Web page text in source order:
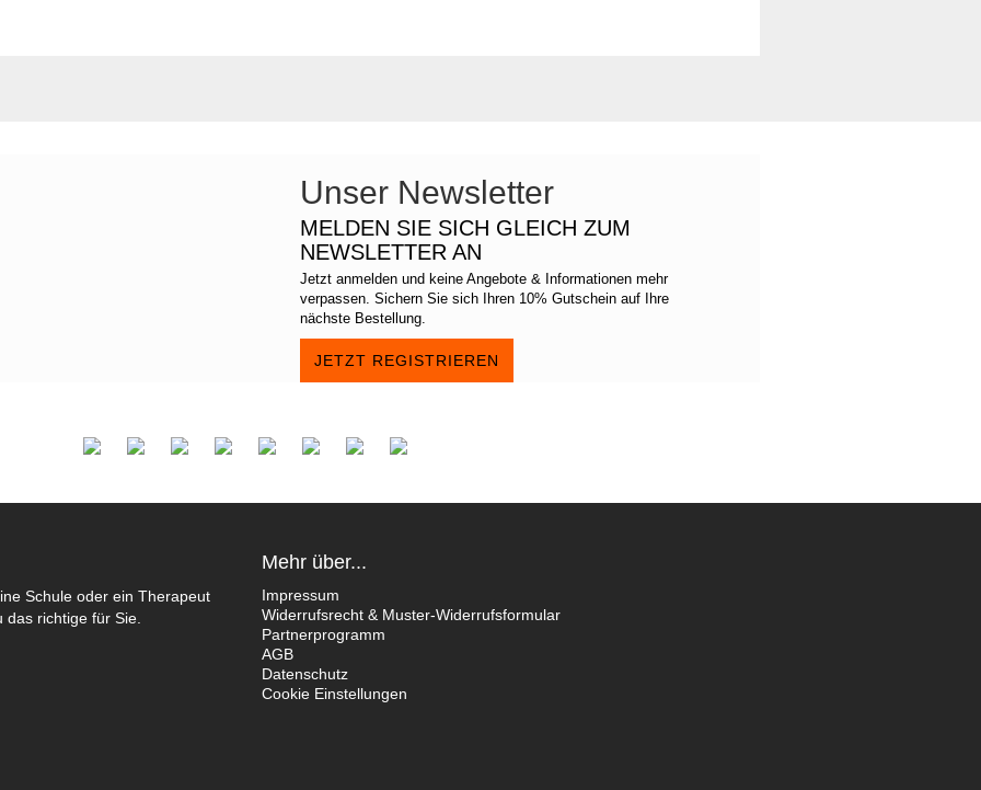
Unser Newsletter
MELDEN SIE SICH GLEICH ZUM
NEWSLETTER AN
Jetzt anmelden und keine Angebote & Informationen mehr
verpassen. Sichern Sie sich Ihren 10% Gutschein auf Ihre
nächste Bestellung.
JETZT REGISTRIEREN
Schule oder ein Therapeut
richtige für Sie.
Mehr über...
Impressum
Widerrufsrecht & Muster-Widerrufsformular
Partnerprogramm
AGB
Datenschutz
Cookie Einstellungen